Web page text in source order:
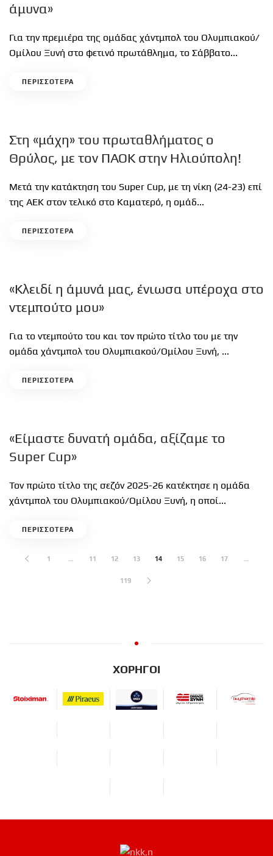
άμυνα»
Για την πρεμιέρα της ομάδας χάντμπολ του Ολυμπιακού/
Ομίλου Ξυνή στο φετινό πρωτάθλημα, το Σάββατο...
ΠΕΡΙΣΣΟΤΕΡΑ
Στη «μάχη» του πρωταθλήματος ο
Θρύλος, με τον ΠΑΟΚ στην Ηλιούπολη!
Μετά την κατάκτηση του Super Cup, με τη νίκη (24-23) επί
της ΑΕΚ στον τελικό στο Καματερό, η ομάδ...
ΠΕΡΙΣΣΟΤΕΡΑ
«Κλειδί η άμυνά μας, ένιωσα υπέροχα στο
ντεμπούτο μου»
Για το ντεμπούτο του και τον πρώτο τίτλο του με την
ομάδα χάντμπολ του Ολυμπιακού/Ομίλου Ξυνή, ...
ΠΕΡΙΣΣΟΤΕΡΑ
«Είμαστε δυνατή ομάδα, αξίζαμε το
Super Cup»
Τον πρώτο τίτλο της σεζόν 2025-26 κατέκτησε η ομάδα
χάντμπολ του Ολυμπιακού/Ομίλου Ξυνή, η οποί...
ΠΕΡΙΣΣΟΤΕΡΑ
1 11 12 13 14 15 16 17
119
ΧΟΡΗΓΟΙ